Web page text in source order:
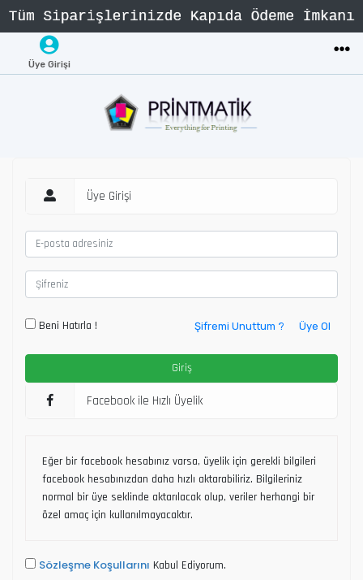
Üye Girişi
Üye Girişi
Beni Hatırla ! Üye Ol
Şifremi Unuttum ?
Facebook ile Hızlı Üyelik
Eğer bir facebook hesabınız varsa, üyelik için gerekli bilgileri
facebook hesabınızdan daha hızlı aktarabiliriz. Bilgileriniz
normal bir üye seklinde aktarılacak olup, veriler herhangi bir
özel amaç için kullanılmayacaktır.
Sözleşme Koşullarını Kabul Ediyorum.